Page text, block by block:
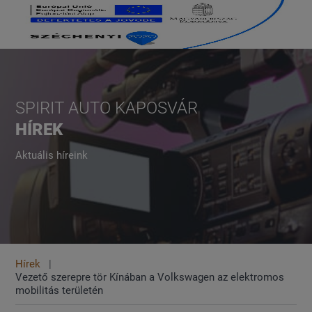
SPIRIT AUTO KAPOSVÁR
HÍREK
Aktuális híreink
Hírek
Vezető szerepre tör Kínában a Volkswagen az elektromos
mobilitás területén